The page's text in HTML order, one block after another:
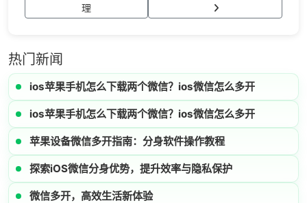
理
热门新闻
ios苹果手机怎么下载两个微信？ios微信怎么多开
ios苹果手机怎么下载两个微信？ios微信怎么多开
苹果设备微信多开指南：分身软件操作教程
探索iOS微信分身优势，提升效率与隐私保护
微信多开，高效生活新体验